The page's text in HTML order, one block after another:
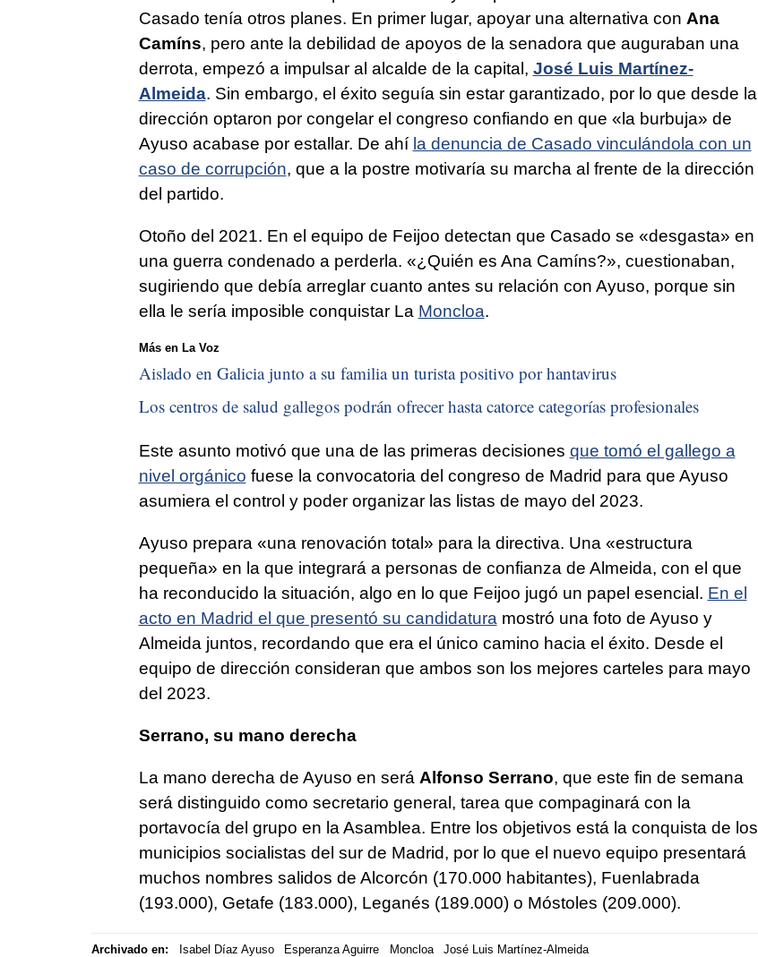
Casado tenía otros planes. En primer lugar, apoyar una alternativa con Ana
Camíns, pero ante la debilidad de apoyos de la senadora que auguraban una
derrota, empezó a impulsar al alcalde de la capital, José Luis Martínez-
Almeida. Sin embargo, el éxito seguía sin estar garantizado, por lo que desde la
dirección optaron por congelar el congreso confiando en que «la burbuja» de
Ayuso acabase por estallar. De ahí la denuncia de Casado vinculándola con un
caso de corrupción, que a la postre motivaría su marcha al frente de la dirección
del partido.
Otoño del 2021. En el equipo de Feijoo detectan que Casado se «desgasta» en
una guerra condenado a perderla. «¿Quién es Ana Camíns?», cuestionaban,
sugiriendo que debía arreglar cuanto antes su relación con Ayuso, porque sin
ella le sería imposible conquistar La Moncloa.
Más en La Voz
Aislado en Galicia junto a su familia un turista positivo por hantavirus
Los centros de salud gallegos podrán ofrecer hasta catorce categorías profesionales
Este asunto motivó que una de las primeras decisiones que tomó el gallego a
nivel orgánico fuese la convocatoria del congreso de Madrid para que Ayuso
asumiera el control y poder organizar las listas de mayo del 2023.
Ayuso prepara «una renovación total» para la directiva. Una «estructura
pequeña» en la que integrará a personas de confianza de Almeida, con el que
ha reconducido la situación, algo en lo que Feijoo jugó un papel esencial. En el
acto en Madrid el que presentó su candidaturamostró una foto de Ayuso y
Almeida juntos, recordando que era el único camino hacia el éxito. Desde el
equipo de dirección consideran que ambos son los mejores carteles para mayo
del 2023.
Serrano, su mano derecha
La mano derecha de Ayuso en será Alfonso Serrano, que este fin de semana
será distinguido como secretario general, tarea que compaginará con la
portavocía del grupo en la Asamblea. Entre los objetivos está la conquista de los
municipios socialistas del sur de Madrid, por lo que el nuevo equipo presentará
muchos nombres salidos de Alcorcón (170.000 habitantes), Fuenlabrada
(193.000), Getafe (183.000), Leganés (189.000) o Móstoles (209.000).
Archivado en: Isabel Díaz Ayuso Esperanza Aguirre Moncloa José Luis Martínez-Almeida